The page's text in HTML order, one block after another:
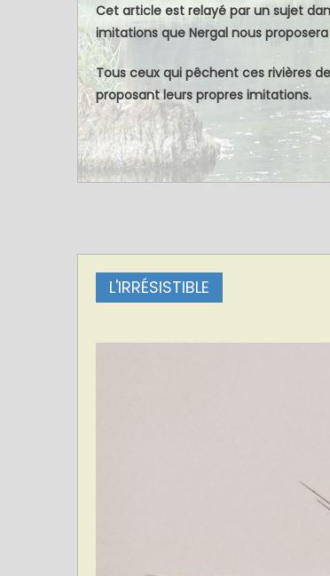
Cet article est relayé par un sujet
imitations que Nergal nous
Tous ceux qui pêchent ces rivières
proposant leurs propres imitations.
L'IRRÉSISTIBLE